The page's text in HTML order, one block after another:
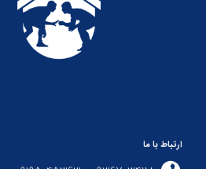
ارتباط با ما